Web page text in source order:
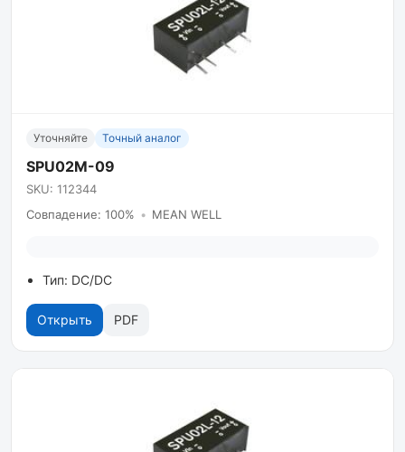
Уточняйте Точный аналог
SPU02M-09
SKU: 112344
Совпадение: 100% • MEAN WELL
Тип: DC/DC
Открыть PDF